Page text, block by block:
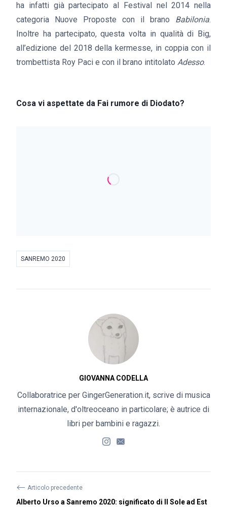
ha infatti già partecipato al Festival nel 2014 nella
categoria Nuove Proposte con il brano Babilonia.
Inoltre ha partecipato, questa volta in qualità di Big,
all’edizione del 2018 della kermesse, in coppia con il
trombettista Roy Paci e con il brano intitolato Adesso.
Cosa vi aspettate da Fai rumore di Diodato?
SANREMO 2020
GIOVANNA CODELLA
Collaboratrice per GingerGeneration.it, scrive di musica
internazionale, d'oltreoceano in particolare; è autrice di
libri per bambini e ragazzi.
⟵ Articolo precedente
Alberto Urso a Sanremo 2020: significato di Il Sole ad Est